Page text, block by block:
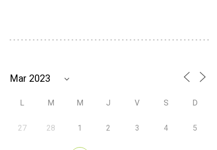
L M M J V S D
27 28 1 2 3 4 5